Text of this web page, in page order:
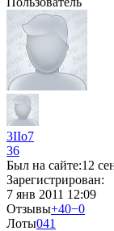
3IIo7
36
Был на сайте:12
Зарегистрирован:
7 янв 2011 12:09
Отзывы+40−0
Лоты041